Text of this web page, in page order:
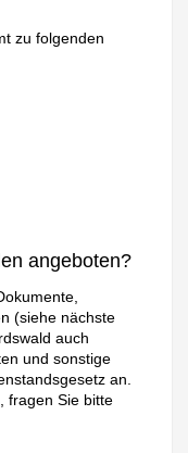
zu folgenden
angeboten?
(siehe nächste
auch
und sonstige
an.
fragen Sie bitte